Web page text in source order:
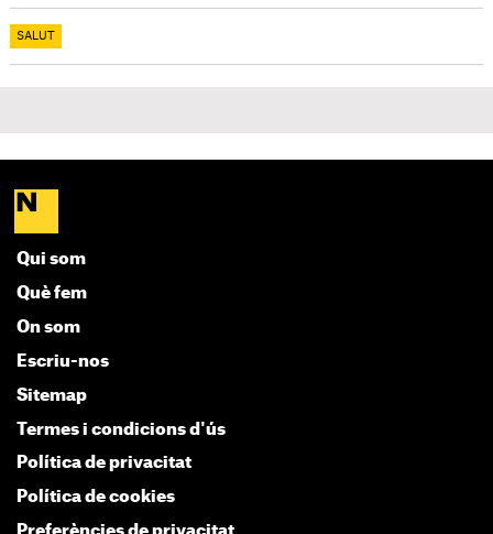
SALUT
Qui som
Què fem
On som
Escriu-nos
Sitemap
Termes i condicions d'ús
Política de privacitat
Política de cookies